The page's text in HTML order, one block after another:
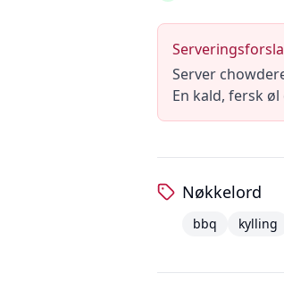
Server
En kald, fersk
Nøkkelord
bbq kylling